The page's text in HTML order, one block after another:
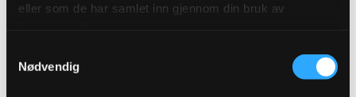
eller som de har samlet inn gjennom din bruk av
Nødvendig
Tekniske spesifikasjoner